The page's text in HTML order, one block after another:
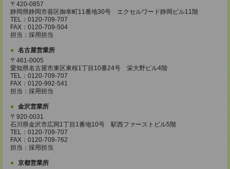
〒420-0857
静岡県静岡市葵区御幸町11番地30号 エクセルワード静岡ビル11階
TEL：0120-709-707
FAX：0120-709-504
担当：採用担当
名古屋営業所
〒461-0005
愛知県名古屋市東区東桜1丁目10番24号 栄大野ビル4階
TEL：0120-709-707
FAX：0120-992-541
担当：採用担当
金沢営業所
〒920-0031
石川県金沢市広岡1丁目1番地10号 駅西ファーストビル5階
TEL：0120-709-707
FAX：0120-709-762
担当：採用担当
京都営業所